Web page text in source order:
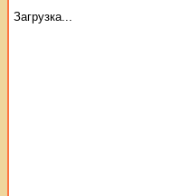
Загрузка...